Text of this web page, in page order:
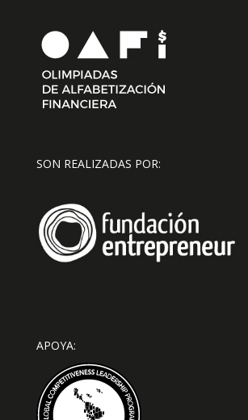
SON REALIZADAS POR:
APOYA: